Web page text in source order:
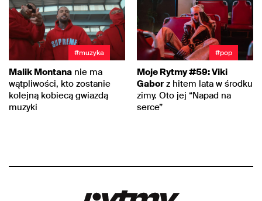
#muzyka
Malik Montana nie ma
wątpliwości, kto zostanie
kolejną kobiecą gwiazdą
muzyki
#pop
Moje Rytmy #59: Viki
Gabor z hitem lata w środku
zimy. Oto jej “Napad na
serce”